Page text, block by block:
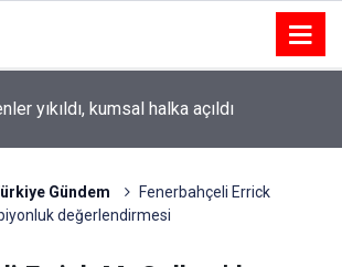
yıkıldı, kumsal halka açıldı
Gündem
Fenerbahçeli Errick
değerlendirmesi